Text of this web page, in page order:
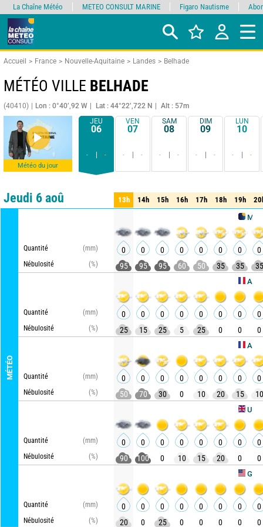
Accueil France Nouvelle-Aquitaine Landes Belhade
MÉTÉO VILLE BELHADE
(40410) Lon : 0°40’,92 W Lat : 44°22’,722 N Alt : 57m
Météo du jour
JEU
06
- -
VEN
07
- -
SAM
08
- -
DIM
09
- -
LUN
10
- -
Comparateur détaillé synthétique
Jeudi 6 aoû
MÉTÉO
METEO
Quantité
(mm)
Nébulosité
(%)
AROME HD
Quantité
(mm)
Nébulosité
(%)
ARPEGE
Quantité
(mm)
Nébulosité
(%)
UKMO
Quantité
(mm)
Nébulosité
(%)
Quantité
(mm)
Nébulosité
(%)
13h 14h 15h 16h 17h 18h 19h
13h 14h 15h 16h 17h 18h 19h
0 0 0 0 0 0 0
0
95
95 95 60 50 35 35 35
0 0 0 0 0 0 0
0
25
15 25 5 25 0 0 0
0 0 0 0 0 0 0
0
50
70 30 0 10 20 15 10
0 0 0 0 0 0 0
0
90
100 0 10 15 20 0 0
0 0 0 0 0 0 0
0
20
0 25 0 0 0 0 0
La Chaîne Météo METEO CONSULT MARINE Figaro Nautisme